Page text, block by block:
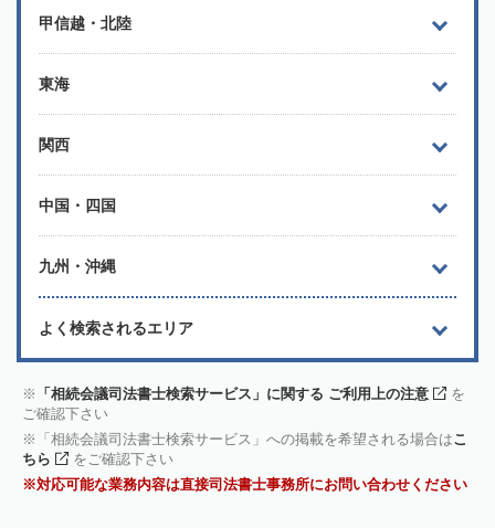
甲信越・北陸
東海
関西
中国・四国
九州・沖縄
よく検索されるエリア
「相続会議司法書士検索サービス」に関する ご利用上の注意
を
ご確認下さい
「相続会議司法書士検索サービス」への掲載を希望される場合はこ
ちら
をご確認下さい
対応可能な業務内容は直接司法書士事務所にお問い合わせください